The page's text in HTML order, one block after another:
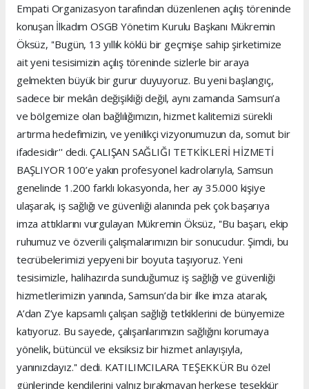
Empati Organizasyon tarafından düzenlenen açılış töreninde
konuşan İlkadım OSGB Yönetim Kurulu Başkanı Mükremin
Öksüz, ''Bugün, 13 yıllık köklü bir geçmişe sahip şirketimize
ait yeni tesisimizin açılış töreninde sizlerle bir araya
gelmekten büyük bir gurur duyuyoruz. Bu yeni başlangıç,
sadece bir mekân değişikliği değil, aynı zamanda Samsun’a
ve bölgemize olan bağlılığımızın, hizmet kalitemizi sürekli
artırma hedefimizin, ve yenilikçi vizyonumuzun da, somut bir
ifadesidir'' dedi. ÇALIŞAN SAĞLIĞI TETKİKLERİ HİZMETİ
BAŞLIYOR 100’e yakın profesyonel kadrolarıyla, Samsun
genelinde 1.200 farklı lokasyonda, her ay 35.000 kişiye
ulaşarak, iş sağlığı ve güvenliği alanında pek çok başarıya
imza attıklarını vurgulayan Mükremin Öksüz, ''Bu başarı, ekip
ruhumuz ve özverili çalışmalarımızın bir sonucudur. Şimdi, bu
tecrübelerimizi yepyeni bir boyuta taşıyoruz. Yeni
tesisimizle, halihazırda sunduğumuz iş sağlığı ve güvenliği
hizmetlerimizin yanında, Samsun’da bir ilke imza atarak,
A’dan Z’ye kapsamlı çalışan sağlığı tetkiklerini de bünyemize
katıyoruz. Bu sayede, çalışanlarımızın sağlığını korumaya
yönelik, bütüncül ve eksiksiz bir hizmet anlayışıyla,
yanınızdayız.'' dedi. KATILIMCILARA TEŞEKKÜR Bu özel
günlerinde kendilerini yalnız bırakmayan herkese teşekkür